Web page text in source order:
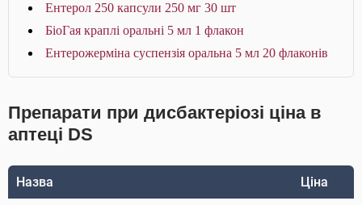
Ентерол 250 капсули 250 мг 30 шт
БіоГая краплі оральні 5 мл 1 флакон
Ентерожерміна суспензія оральна 5 мл 20 флаконів
Препарати при дисбактеріозі ціна в
аптеці DS
Назва Ціна